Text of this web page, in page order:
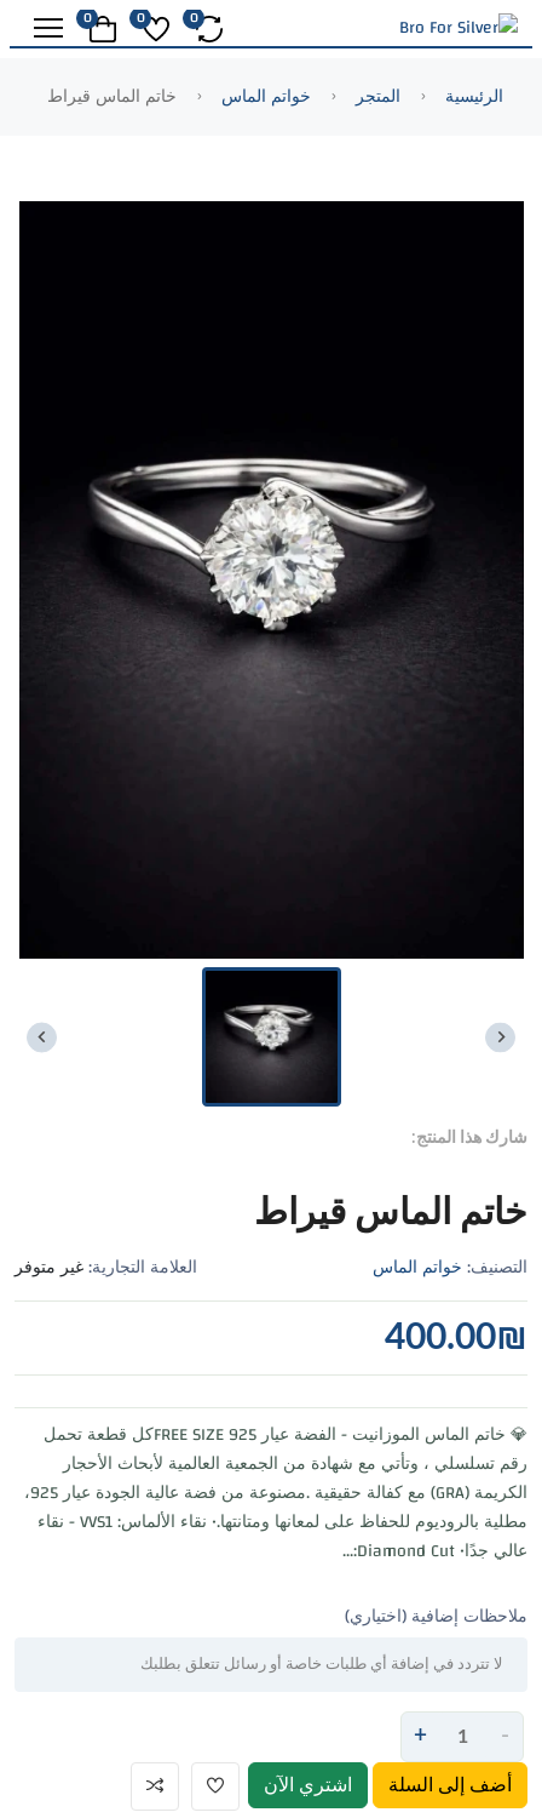
0
0
0
الرئيسية المتجر خواتم الماس خاتم الماس قيراط
شارك هذا المنتج:
خاتم الماس قيراط
التصنيف:خواتم الماس العلامة التجارية:غير متوفر
400.00₪
💎 خاتم الماس الموزانيت - الفضة عيار 925 FREE SIZEكل قطعة تحمل
رقم تسلسلي ، وتأتي مع شهادة من الجمعية العالمية لأبحاث الأحجار
الكريمة (GRA) مع كفالة حقيقية .مصنوعة من فضة عالية الجودة عيار 925،
مطلية بالروديوم للحفاظ على لمعانها ومتانتها.• نقاء الألماس: VVS1 - نقاء
عالي جدًا• Diamond Cut:...
ملاحظات إضافية (اختياري)
-
+
أضف إلى السلة اشتري الآن